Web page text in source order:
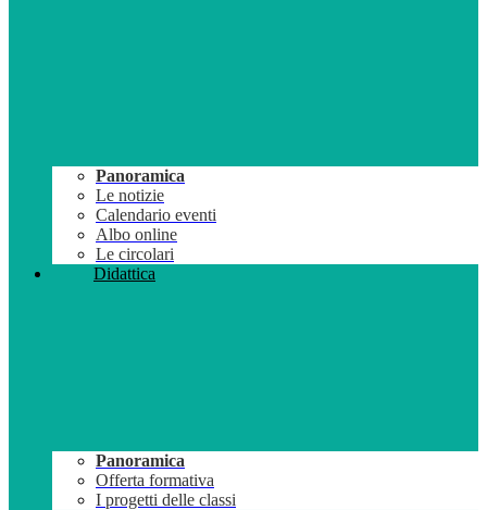
Panoramica
Le notizie
Calendario eventi
Albo online
Le circolari
Didattica
Panoramica
Offerta formativa
I progetti delle classi